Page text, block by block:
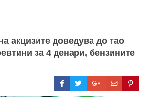
акцизите доведува до тао
за 4 денари, бензините